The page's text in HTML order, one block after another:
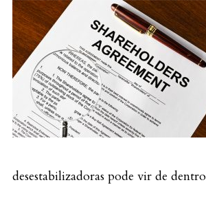
desestabilizadoras pode vir de dentro